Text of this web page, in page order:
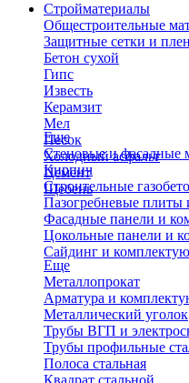
Стройматериалы
Общестроительные
Защитные сетки и
Бетон сухой
Гипс
Известь
Керамзит
Мел
Песок
Холодный асфальт
Цемент
Щебень
Еще
Стеновые и фасадные
Кирпич
Строительные
Пазогребневые плиты
Фасадные панели и
Цокольные панели и
Сайдинг и
Еще
Металлопрокат
Арматура и
Металлический уголок
Трубы ВГП и
Трубы профильные
Полоса стальная
Квадрат стальной